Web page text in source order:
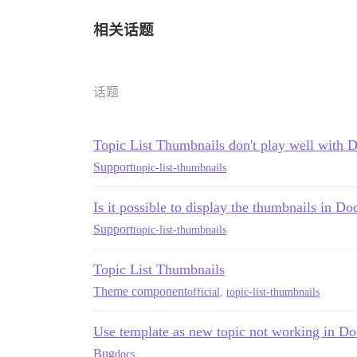
相关话题
话题
Topic List Thumbnails don't play well with
Supporttopic-list-thumbnails
Is it possible to display the thumbnails in
Supporttopic-list-thumbnails
Topic List Thumbnails
Theme componentofficial topic-list-thumbnails
Use template as new topic not working in
Bugdocs